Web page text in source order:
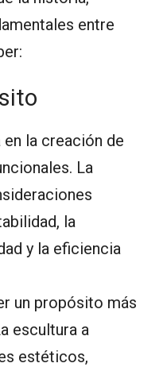
entre
en la creación de
La
la
y la eficiencia
un propósito más
escultura a
estéticos,